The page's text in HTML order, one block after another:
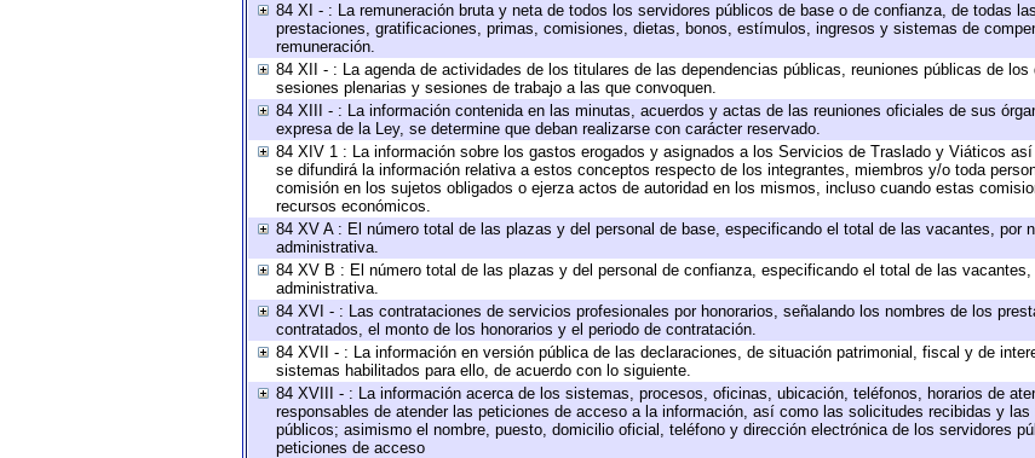
84 XI - : La remuneración bruta y neta de todos los servidores públicos de base o de confianza, de todas
prestaciones, gratificaciones, primas, comisiones, dietas, bonos, estímulos, ingresos y sistemas de
remuneración.
84 XII - : La agenda de actividades de los titulares de las dependencias públicas, reuniones públicas de
sesiones plenarias y sesiones de trabajo a las que convoquen.
84 XIII - : La información contenida en las minutas, acuerdos y actas de las reuniones oficiales de sus
expresa de la Ley, se determine que deban realizarse con carácter reservado.
84 XIV 1 : La información sobre los gastos erogados y asignados a los Servicios de Traslado y Viáticos
se difundirá la información relativa a estos conceptos respecto de los integrantes, miembros y/o toda
comisión en los sujetos obligados o ejerza actos de autoridad en los mismos, incluso cuando estas
recursos económicos.
84 XV A : El número total de las plazas y del personal de base, especificando el total de las vacantes, por
administrativa.
84 XV B : El número total de las plazas y del personal de confianza, especificando el total de las
administrativa.
84 XVI - : Las contrataciones de servicios profesionales por honorarios, señalando los nombres de los
contratados, el monto de los honorarios y el periodo de contratación.
84 XVII - : La información en versión pública de las declaraciones, de situación patrimonial, fiscal y de
sistemas habilitados para ello, de acuerdo con lo siguiente.
84 XVIII - : La información acerca de los sistemas, procesos, oficinas, ubicación, teléfonos, horarios de
responsables de atender las peticiones de acceso a la información, así como las solicitudes recibidas y
públicos; asimismo el nombre, puesto, domicilio oficial, teléfono y dirección electrónica de los servidores
peticiones de acceso